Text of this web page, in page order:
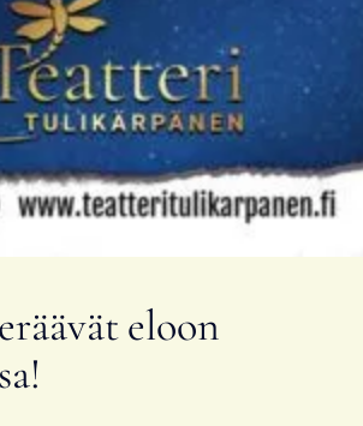
eloon